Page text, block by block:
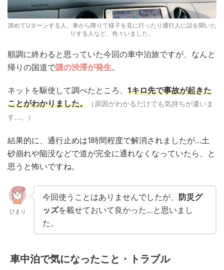
諦めてUターンする人、車から降りて様子を見に行ったり通行人に話を聞いた
りする人など、色々いました。
順調に終わると思っていた今回の車中泊旅ですが、なんと
帰りの国道で謎の渋滞が発生。
ネットを駆使して調べたところ、 1キロ先で事故が起きた
ことがわかりました。 （原因がわかるだけでも気持ちが違いま
す…。）
結果的に、通行止めは1時間程度で解消されましたが…土
砂崩れや陥没などで道が完全に通れなくなっていたら、と
思うと怖いですね。
ひまり
今回使うことはありませんでしたが、 防災グ
ッズを載せておいて良かった…と思いまし
た。
車中泊で気になったこと・トラブル